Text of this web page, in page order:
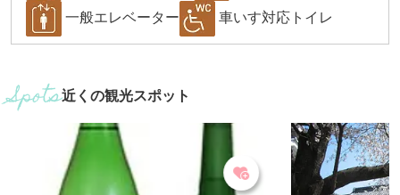
一般エレベーター
車いす対応トイレ
近くの観光スポット